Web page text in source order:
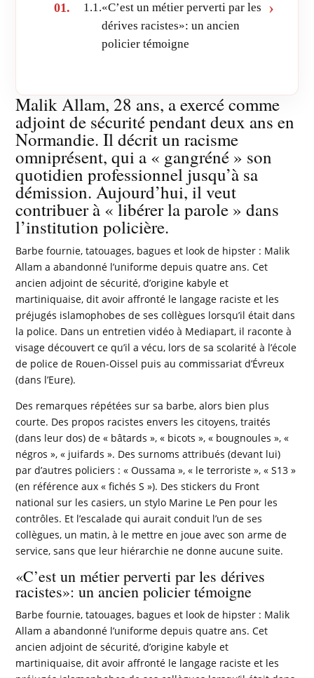
1.1.«C’est un métier perverti par les
dérives racistes»: un ancien
policier témoigne
Malik Allam, 28 ans, a exercé comme
adjoint de sécurité pendant deux ans en
Normandie. Il décrit un racisme
omniprésent, qui a « gangréné » son
quotidien professionnel jusqu’à sa
démission. Aujourd’hui, il veut
contribuer à « libérer la parole » dans
l’institution policière.
Barbe fournie, tatouages, bagues et look de hipster : Malik
Allam a abandonné l’uniforme depuis quatre ans. Cet
ancien adjoint de sécurité, d’origine kabyle et
martiniquaise, dit avoir affronté le langage raciste et les
préjugés islamophobes de ses collègues lorsqu’il était dans
la police. Dans un entretien vidéo à Mediapart, il raconte à
visage découvert ce qu’il a vécu, lors de sa scolarité à l’école
de police de Rouen-Oissel puis au commissariat d’Évreux
(dans l’Eure).
Des remarques répétées sur sa barbe, alors bien plus
courte. Des propos racistes envers les citoyens, traités
(dans leur dos) de « bâtards », « bicots », « bougnoules », «
négros », « juifards ». Des surnoms attribués (devant lui)
par d’autres policiers : « Oussama », « le terroriste », « S13 »
(en référence aux « fichés S »). Des stickers du Front
national sur les casiers, un stylo Marine Le Pen pour les
contrôles. Et l’escalade qui aurait conduit l’un de ses
collègues, un matin, à le mettre en joue avec son arme de
service, sans que leur hiérarchie ne donne aucune suite.
«C’est un métier perverti par les dérives
racistes»: un ancien policier témoigne
Barbe fournie, tatouages, bagues et look de hipster : Malik
Allam a abandonné l’uniforme depuis quatre ans. Cet
ancien adjoint de sécurité, d’origine kabyle et
martiniquaise, dit avoir affronté le langage raciste et les